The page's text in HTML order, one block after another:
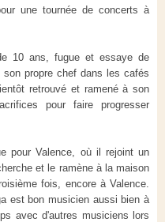
une tournée de concerts à
10 ans , fugue et essaye de
propre chef dans les cafés
retrouvé et ramené à son
pour faire progresser
pour Valence, où il rejoint un
et le ramène à la maison
fois, encore à Valence.
est bon musicien aussi bien à
avec d'autres musiciens lors